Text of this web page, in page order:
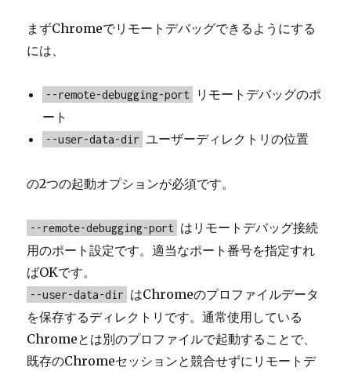
まずChromeでリモートデバッグできるようにする
には、
--remote-debugging-port
リモートデバッグのポ
ート
--user-data-dir ユーザーディレクトリの位置
の2つの起動オプションが必須です。
--remote-debugging-port はリモートデバッグ接続
用のポート設定です。適当なポート番号を指定すれ
ばOKです。
--user-data-dir はChromeのプロファイルデータ
を保存するディレクトリです。通常使用している
Chromeとは別のプロファイルで起動することで、
既存のChromeセッションと競合せずにリモートデ